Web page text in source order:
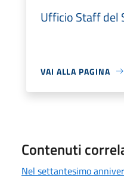
Ufficio Staff del
VAI ALLA PAGINA
Contenuti
Nel settantesimo